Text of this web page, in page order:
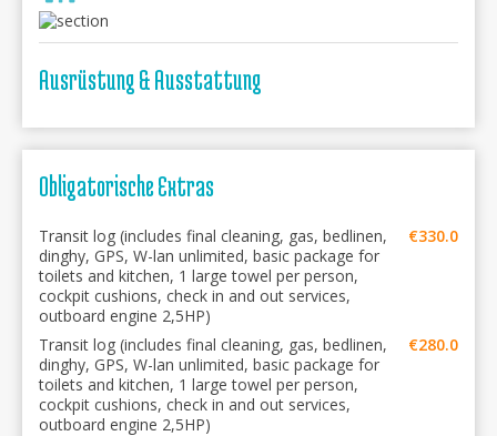
Ausrüstung & Ausstattung
Obligatorische Extras
Transit log (includes final cleaning, gas, bedlinen,
dinghy, GPS, W-lan unlimited, basic package for
toilets and kitchen, 1 large towel per person,
cockpit cushions, check in and out services,
outboard engine 2,5HP)
€330.0
Transit log (includes final cleaning, gas, bedlinen,
dinghy, GPS, W-lan unlimited, basic package for
toilets and kitchen, 1 large towel per person,
cockpit cushions, check in and out services,
outboard engine 2,5HP)
€280.0